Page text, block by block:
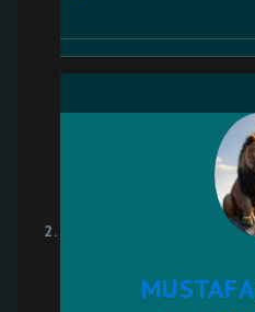
MUSTAFA